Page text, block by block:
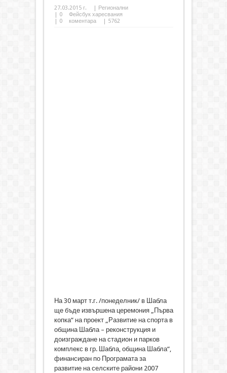
27.03.2015 г. | Регионални
| 0
Фейсбук харесвания
| 0 коментара | 5762
На 30 март т.г. /понеделник/ в Шабла
ще бъде извършена церемония „Първа
копка“ на проект „Развитие на спорта в
община Шабла – реконструкция и
доизграждане на стадион и парков
комплекс в гр. Шабла, община Шабла“,
финансиран по Програмата за
развитие на селските райони 2007